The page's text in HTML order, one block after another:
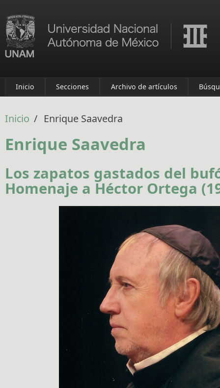
Inicio Secciones Archivo de artículos
Inicio / Enrique Saavedra
Enrique Saavedra
Los zapatos gastados del
Homenaje a Héctor Ortega